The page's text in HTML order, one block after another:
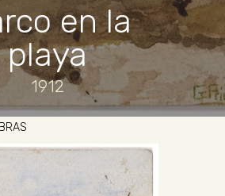
en la
playa
1912